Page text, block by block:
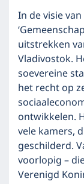
In de visie
uitstrekken
Vladivostok.
soevereine
het recht op
ontwikkelen.
vele kamers,
geschilderd.
voorlopig –
Verenigd